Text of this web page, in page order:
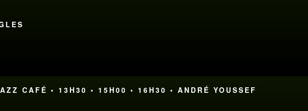
CAFÉ • 13H30 • 15H00 • 16H30 • ANDRÉ YOUSSEF